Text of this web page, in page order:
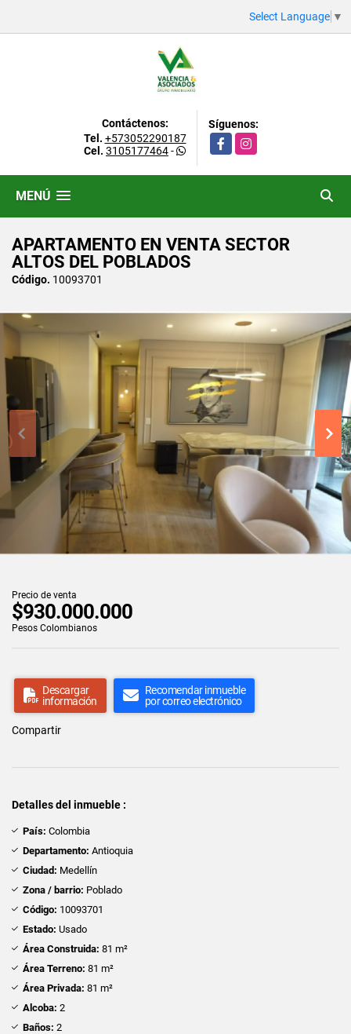
Select Language ▼
Contáctenos:
Tel. +573052290187
Cel. 3105177464-
Síguenos:
FacebookInstagram
MENÚ
APARTAMENTO EN VENTA SECTOR
ALTOS DEL POBLADOS
Código. 10093701
Precio de venta
$930.000.000
Pesos Colombianos
Descargar
información
Recomendar inmueble
por correo electrónico
Compartir
Detalles del inmueble :
País: Colombia
Departamento: Antioquia
Ciudad: Medellín
Zona / barrio: Poblado
Código: 10093701
Estado: Usado
Área Construida: 81 m²
Área Terreno: 81 m²
Área Privada: 81 m²
Alcoba: 2
Baños: 2